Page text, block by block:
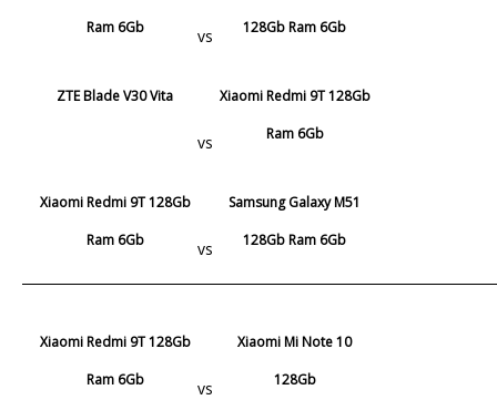
Ram 6Gb
vs
128Gb Ram 6Gb
ZTE Blade V30 Vita
vs
Xiaomi Redmi 9T 128Gb
Ram 6Gb
Xiaomi Redmi 9T 128Gb
Ram 6Gb
vs
Samsung Galaxy M51
128Gb Ram 6Gb
Xiaomi Redmi 9T 128Gb
Ram 6Gb
vs
Xiaomi Mi Note 10
128Gb